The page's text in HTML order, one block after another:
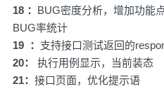
18 ： BUG密度分析，增加功能
BUG率统计
19 ： 支持接口测试返回的
20：
执行用例显示，当前装态
21： 接口页面，优化提示语